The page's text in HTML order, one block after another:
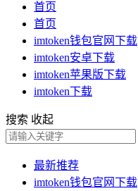
首页
首页
imtoken钱包官网下载
imtoken安卓下载
imtoken苹果版下载
imtoken下载
搜索 收起
最新推荐
imtoken钱包官网下载